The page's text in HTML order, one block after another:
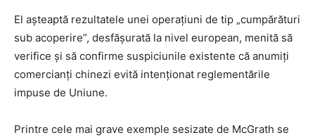
El așteaptă rezultatele unei operațiuni de tip „cumpărături
sub acoperire”, desfășurată la nivel european, menită să
verifice și să confirme suspiciunile existente că anumiți
comercianți chinezi evită intenționat reglementările
impuse de Uniune.
Printre cele mai grave exemple sesizate de McGrath se